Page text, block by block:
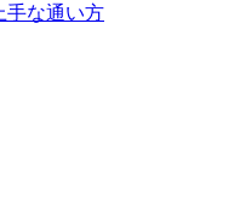
手な通い方